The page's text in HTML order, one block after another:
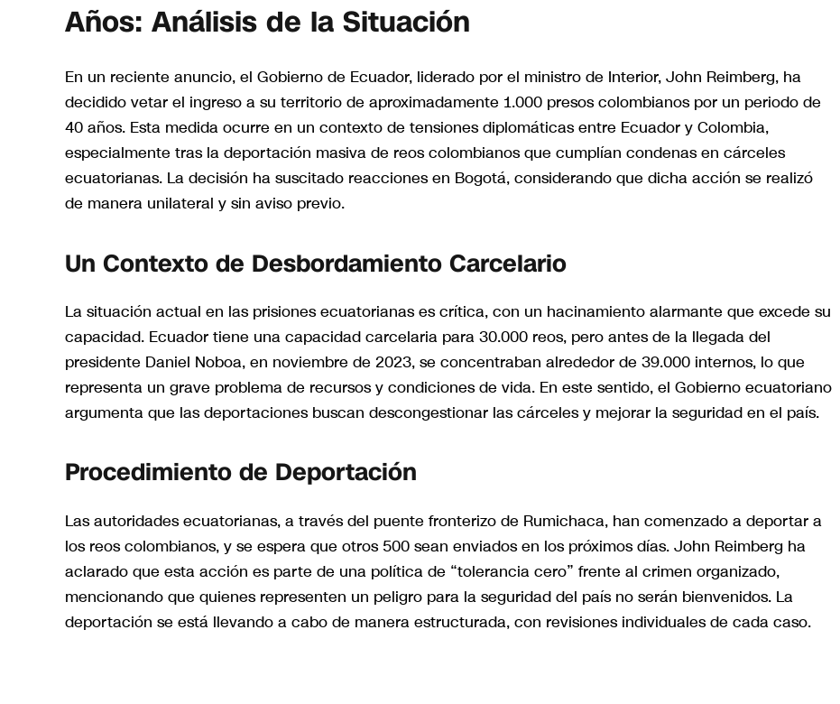
Años: Análisis de la Situación
En un reciente anuncio, el Gobierno de Ecuador, liderado por el ministro de Interior, John Reimberg, ha
decidido vetar el ingreso a su territorio de aproximadamente 1.000 presos colombianos por un periodo de
40 años. Esta medida ocurre en un contexto de tensiones diplomáticas entre Ecuador y Colombia,
especialmente tras la deportación masiva de reos colombianos que cumplían condenas en cárceles
ecuatorianas. La decisión ha suscitado reacciones en Bogotá, considerando que dicha acción se realizó
de manera unilateral y sin aviso previo.
Un Contexto de Desbordamiento Carcelario
La situación actual en las prisiones ecuatorianas es crítica, con un hacinamiento alarmante que excede su
capacidad. Ecuador tiene una capacidad carcelaria para 30.000 reos, pero antes de la llegada del
presidente Daniel Noboa, en noviembre de 2023, se concentraban alrededor de 39.000 internos, lo que
representa un grave problema de recursos y condiciones de vida. En este sentido, el Gobierno ecuatoriano
argumenta que las deportaciones buscan descongestionar las cárceles y mejorar la seguridad en el país.
Procedimiento de Deportación
Las autoridades ecuatorianas, a través del puente fronterizo de Rumichaca, han comenzado a deportar a
los reos colombianos, y se espera que otros 500 sean enviados en los próximos días. John Reimberg ha
aclarado que esta acción es parte de una política de “tolerancia cero” frente al crimen organizado,
mencionando que quienes representen un peligro para la seguridad del país no serán bienvenidos. La
deportación se está llevando a cabo de manera estructurada, con revisiones individuales de cada caso.